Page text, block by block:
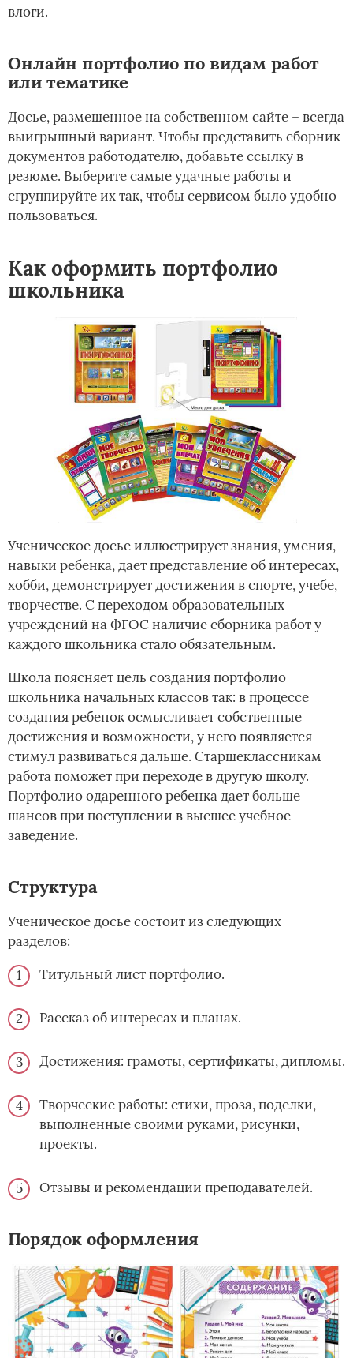
влоги.
Онлайн портфолио по видам работ
или тематике
Досье, размещенное на собственном сайте – всегда
выигрышный вариант. Чтобы представить сборник
документов работодателю, добавьте ссылку в
резюме. Выберите самые удачные работы и
сгруппируйте их так, чтобы сервисом было удобно
пользоваться.
Как оформить портфолио
школьника
Ученическое досье иллюстрирует знания, умения,
навыки ребенка, дает представление об интересах,
хобби, демонстрирует достижения в спорте, учебе,
творчестве. С переходом образовательных
учреждений на ФГОС наличие сборника работ у
каждого школьника стало обязательным.
Школа поясняет цель создания портфолио
школьника начальных классов так: в процессе
создания ребенок осмысливает собственные
достижения и возможности, у него появляется
стимул развиваться дальше. Старшеклассникам
работа поможет при переходе в другую школу.
Портфолио одаренного ребенка дает больше
шансов при поступлении в высшее учебное
заведение.
Структура
Ученическое досье состоит из следующих
разделов:
Титульный лист портфолио.
Рассказ об интересах и планах.
Достижения: грамоты, сертификаты, дипломы.
Творческие работы: стихи, проза, поделки,
выполненные своими руками, рисунки,
проекты.
Отзывы и рекомендации преподавателей.
Порядок оформления